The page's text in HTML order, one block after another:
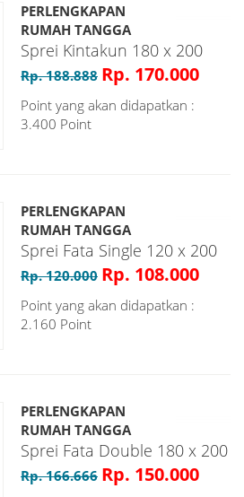
PERLENGKAPAN
RUMAH TANGGA
Sprei Kintakun 180 x 200
Rp. 188.888 Rp. 170.000
Point yang akan didapatkan :
3.400 Point
PERLENGKAPAN
RUMAH TANGGA
Sprei Fata Single 120 x 200
Rp. 120.000 Rp. 108.000
Point yang akan didapatkan :
2.160 Point
PERLENGKAPAN
RUMAH TANGGA
Sprei Fata Double 180 x 200
Rp. 166.666 Rp. 150.000